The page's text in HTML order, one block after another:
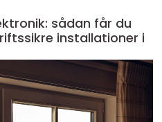
sådan får du
installationer i